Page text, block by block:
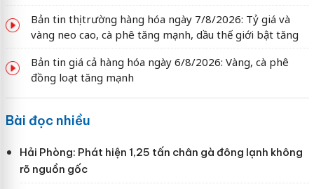
Bản tin thị trường hàng hóa ngày 7/8/2026: Tỷ giá và
vàng neo cao, cà phê tăng mạnh, dầu thế giới bật tăng
Bản tin giá cả hàng hóa ngày 6/8/2026: Vàng, cà phê
đồng loạt tăng mạnh
Bài đọc nhiều
Hải Phòng: Phát hiện 1,25 tấn chân gà đông lạnh không
rõ nguồn gốc